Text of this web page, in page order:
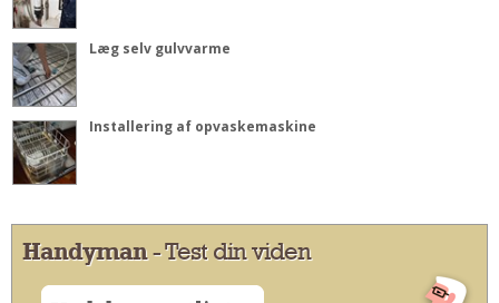
Læg selv gulvvarme
Installering af opvaskemaskine
Handyman- Test din viden